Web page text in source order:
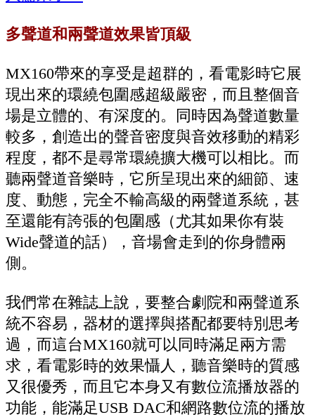
多聲道和兩聲道效果皆頂級
MX160帶來的享受是超群的，看電影時它展
現出來的環繞包圍感超級嚴密，而且整個音
場是立體的、有深度的。同時因為聲道數量
較多，創造出的聲音密度與音效移動的精彩
程度，都不是尋常環繞擴大機可以相比。而
聽兩聲道音樂時，它所呈現出來的細節、速
度、動態，完全不輸高級的兩聲道系統，甚
至還能有誇張的包圍感（尤其如果你有裝
Wide聲道的話），音場會走到的你身體兩
側。
我們常在雜誌上說，要整合劇院和兩聲道系
統不容易，器材的選擇與搭配都要特別思考
過，而這台MX160就可以同時滿足兩方需
求，看電影時的效果懾人，聽音樂時的質感
又很優秀，而且它本身又有數位流播放器的
功能，能滿足USB DAC和網路數位流的播放